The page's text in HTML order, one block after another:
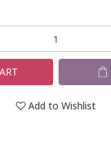
Add to Wishlist